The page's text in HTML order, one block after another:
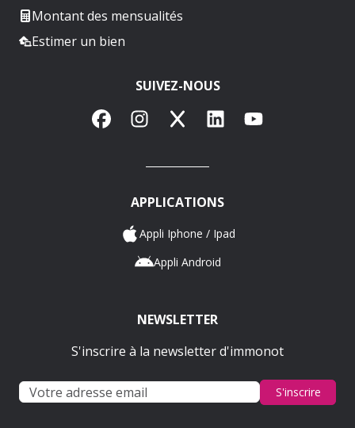
Montant des mensualités
Estimer un bien
SUIVEZ-NOUS
FacebookInstagram
X LinkedInYouTube
APPLICATIONS
Appli Iphone / Ipad
Appli Android
NEWSLETTER
S'inscrire à la newsletter d'immonot
S'inscrire